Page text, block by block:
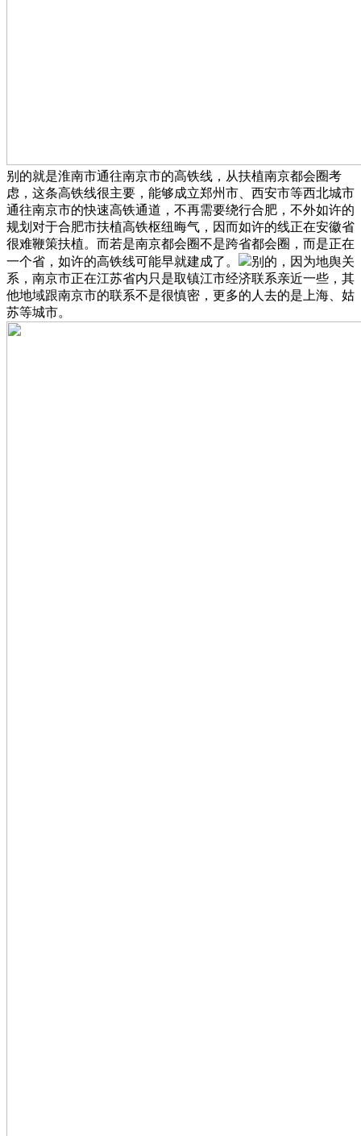
别的就是淮南市通往南京市的高铁线，从扶植南京都会圈考
虑，这条高铁线很主要，能够成立郑州市、西安市等西北城市
通往南京市的快速高铁通道，不再需要绕行合肥，不外如许的
规划对于合肥市扶植高铁枢纽晦气，因而如许的线正在安徽省
很难鞭策扶植。而若是南京都会圈不是跨省都会圈，而是正在
一个省，如许的高铁线可能早就建成了。
别的，因为地舆关
系，南京市正在江苏省内只是取镇江市经济联系亲近一些，其
他地域跟南京市的联系不是很慎密，更多的人去的是上海、姑
苏等城市。